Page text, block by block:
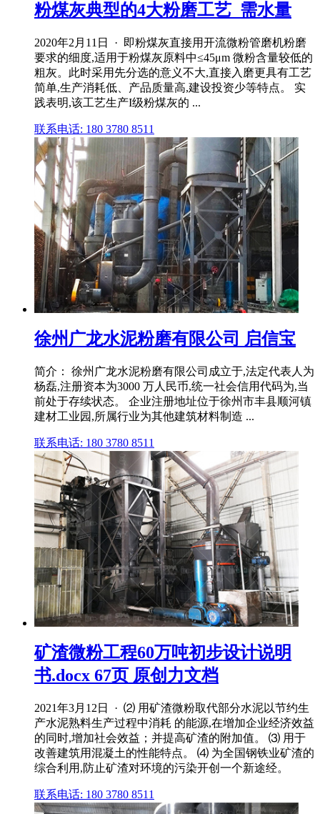
粉煤灰典型的4大粉磨工艺_需水量
2020年2月11日 · 即粉煤灰直接用开流微粉管磨机粉磨
要求的细度,适用于粉煤灰原料中≤45μm 微粉含量较低的
粗灰。此时采用先分选的意义不大,直接入磨更具有工艺
简单,生产消耗低、产品质量高,建设投资少等特点。 实
践表明,该工艺生产I级粉煤灰的 ...
联系电话: 180 3780 8511
徐州广龙水泥粉磨有限公司 启信宝
简介： 徐州广龙水泥粉磨有限公司成立于,法定代表人为
杨磊,注册资本为3000 万人民币,统一社会信用代码为,当
前处于存续状态。 企业注册地址位于徐州市丰县顺河镇
建材工业园,所属行业为其他建筑材料制造 ...
联系电话: 180 3780 8511
矿渣微粉工程60万吨初步设计说明
书.docx 67页 原创力文档
2021年3月12日 · ⑵ 用矿渣微粉取代部分水泥以节约生
产水泥熟料生产过程中消耗 的能源,在增加企业经济效益
的同时,增加社会效益；并提高矿渣的附加值。 ⑶ 用于
改善建筑用混凝土的性能特点。 ⑷ 为全国钢铁业矿渣的
综合利用,防止矿渣对环境的污染开创一个新途经。
联系电话: 180 3780 8511